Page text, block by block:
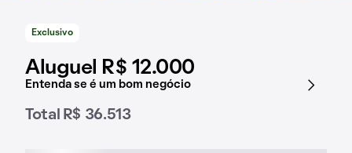
Exclusivo
Aluguel R$ 12.000
Entenda se é um bom negócio
Total R$ 36.513